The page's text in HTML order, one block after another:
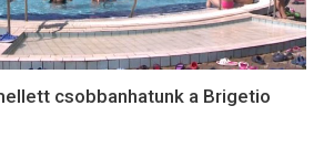
csobbanhatunk a Brigetio